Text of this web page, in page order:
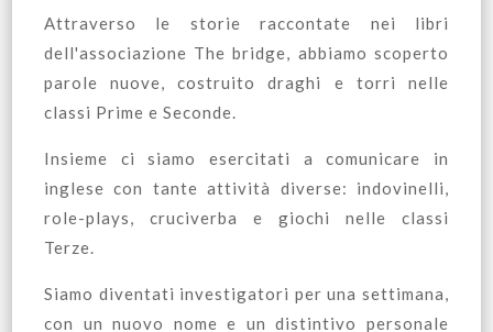
Attraverso le storie raccontate nei libri
dell'associazione The bridge, abbiamo scoperto
parole nuove, costruito draghi e torri nelle
classi Prime e Seconde.
Insieme ci siamo esercitati a comunicare in
inglese con tante attività diverse: indovinelli,
role-plays, cruciverba e giochi nelle classi
Terze.
Siamo diventati investigatori per una settimana,
con un nuovo nome e un distintivo personale